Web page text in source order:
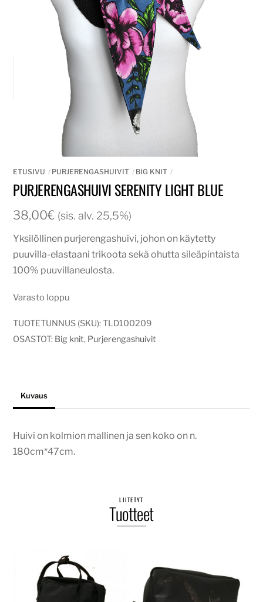
ETUSIVU PURJERENGASHUIVIT BIG KNIT
PURJERENGASHUIVI SERENITY LIGHT BLUE
38,00€ (sis. alv. 25,5%)
Yksilöllinen purjerengashuivi, johon on käytetty
puuvilla-elastaani trikoota sekä ohutta sileäpintaista
100% puuvillaneulosta.
Varasto loppu
TUOTETUNNUS (SKU):TLD100209
OSASTOT: Big knit, Purjerengashuivit
Kuvaus
Huivi on kolmion mallinen ja sen koko on n.
180cm*47cm.
LIITETYT
Tuotteet